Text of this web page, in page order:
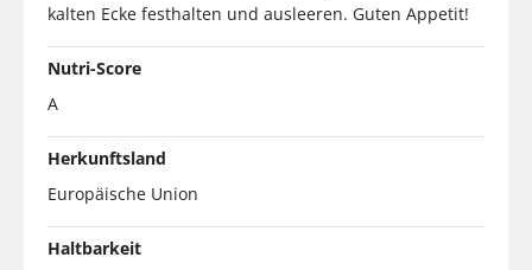
kalten Ecke festhalten und ausleeren. Guten Appetit!
Nutri-Score
A
Herkunftsland
Europäische Union
Haltbarkeit